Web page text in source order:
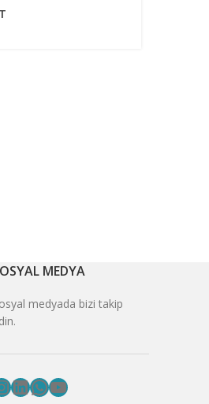
MEDYA
medyada bizi takip
LinkedIn
WhatsApp
YouTube